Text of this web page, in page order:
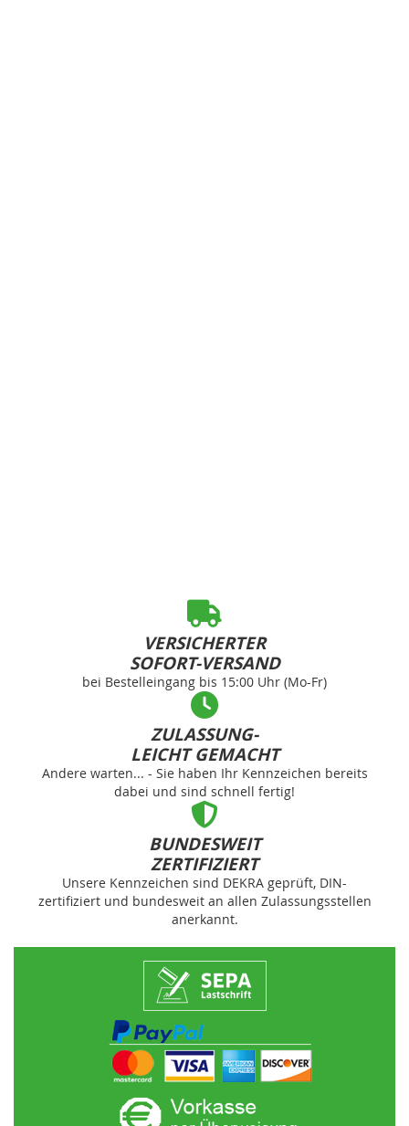
VERSICHERTER
SOFORT-VERSAND
bei Bestelleingang bis 15:00 Uhr (Mo-Fr)
ZULASSUNG-
LEICHT GEMACHT
Andere warten... - Sie haben Ihr Kennzeichen bereits
dabei und sind schnell fertig!
BUNDESWEIT
ZERTIFIZIERT
Unsere Kennzeichen sind DEKRA geprüft, DIN-
zertifiziert und bundesweit an allen Zulassungsstellen
anerkannt.